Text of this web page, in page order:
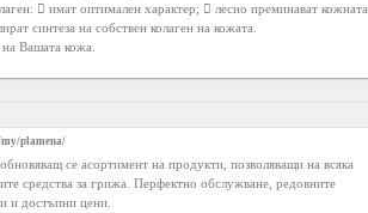
 имат оптимален характер;  лесно преминават кожната
синтеза на собствен колаген на кожата.
Вашата кожа.
plamena/
се асортимент на продукти, позволяващи на всяка
средства за грижа. Перфектно обслужване, редовните
и достъпни цени.